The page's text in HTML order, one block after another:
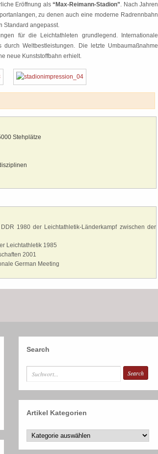
Eröffnung als “Max-Reimann-Stadion”. Nach Jahren
zu denen auch eine moderne Radrennbahn
Standard angepasst.
für die Leichtathleten grundlegend. Internationale
Weltbestleistungen. Die letzte Umbaumaßnahme
neue Kunststoffbahn erhielt.
Stehplätze
1980 der Leichtathletik-Länderkampf zwischen der
Leichtathletik 1985
2001
German Meeting
Search
Artikel Kategorien